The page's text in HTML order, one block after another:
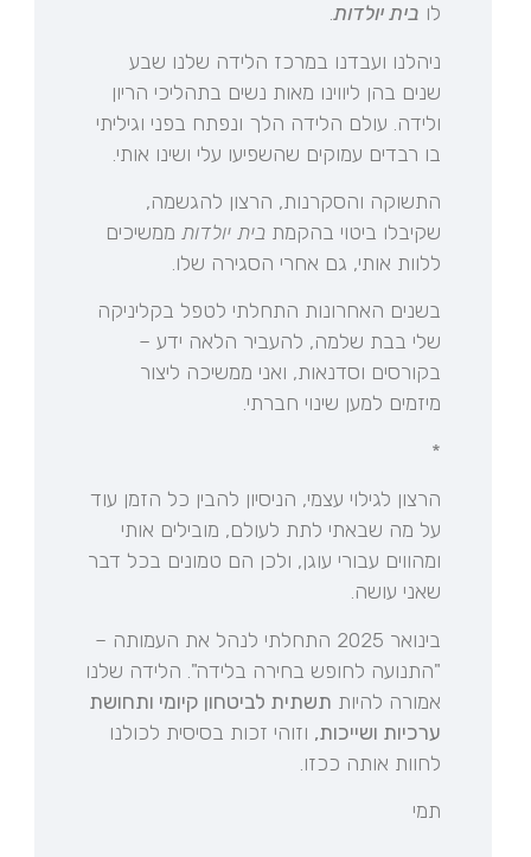
לו בית יולדות.
ניהלנו ועבדנו במרכז הלידה שלנו שבע
שנים בהן ליווינו מאות נשים בתהליכי הריון
ולידה. עולם הלידה הלך ונפתח בפני וגיליתי
בו רבדים עמוקים שהשפיעו עלי ושינו אותי.
התשוקה והסקרנות, הרצון להגשמה,
שקיבלו ביטוי בהקמת בית יולדותממשיכים
ללוות אותי, גם אחרי הסגירה שלו.
בשנים האחרונות התחלתי לטפל בקליניקה
שלי בבת שלמה, להעביר הלאה ידע –
בקורסים וסדנאות, ואני ממשיכה ליצור
מיזמים למען שינוי חברתי.
*
הרצון לגילוי עצמי, הניסיון להבין כל הזמן עוד
על מה שבאתי לתת לעולם, מובילים אותי
ומהווים עבורי עוגן, ולכן הם טמונים בכל דבר
שאני עושה.
בינואר 2025 התחלתי לנהל את העמותה –
"התנועה לחופש בחירה בלידה". הלידה שלנו
אמורה להיות תשתית לביטחון קיומי ותחושת
ערכיות ושייכות, וזוהי זכות בסיסית לכולנו
לחוות אותה ככזו.
תמי